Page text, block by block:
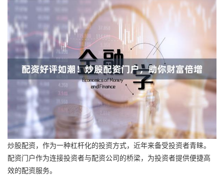
炒股配资，作为一种杠杆化的投资方式，近年来备受投资者青睐。
配资门户作为连接投资者与配资公司的桥梁，为投资者提供便捷高
效的配资服务。